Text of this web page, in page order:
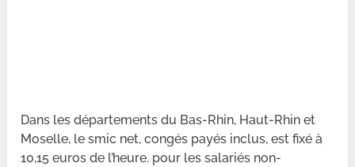
Dans les départements du Bas-Rhin, Haut-Rhin et
Moselle, le smic net, congés payés inclus, est fixé à
10,15 euros de l’heure. pour les salariés non-